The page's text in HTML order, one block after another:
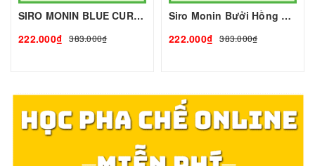
SIRO MONIN BLUE CURACAO - 700ml | Nguyên liệu pha chế- TOBEE FOOD
222.000₫
383.000₫
Siro Monin Bưởi Hồng 700ml (Pink Grapefruit) I Nguyên Liệu Pha Chế - Tobee Food
222.000₫
383.000₫